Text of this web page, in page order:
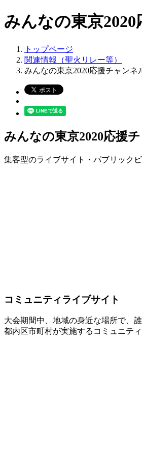
みんなの東京
トップページ
関連情報（聖火リレー等）
みんなの東京2020応援チャンネ
みんなの東京2020応援
集客型のライブサイト・パブリック
コミュニティライブサイト
大会期間中、地域の身近な場所で、
都内区市町村が実施するコミュニテ